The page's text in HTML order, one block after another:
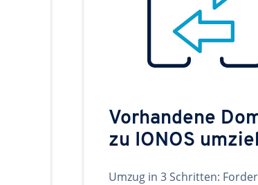
Vorhandene
zu IONOS
Umzug in 3 Schritten: